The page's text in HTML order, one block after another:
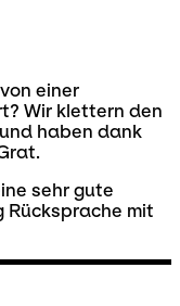
einer
Wir klettern den
haben dank
sehr gute
Rücksprache mit